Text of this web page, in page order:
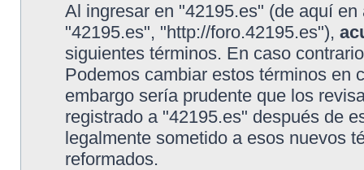
Al ingresar en "42195.es" (de aquí
"42195.es", "http://foro.42195.es"),
siguientes términos. En caso
Podemos cambiar estos términos en
embargo sería prudente que los
registrado a "42195.es" después de
legalmente sometido a esos nuevos
reformados.